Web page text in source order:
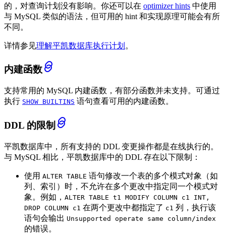
的，对查询计划没有影响。你还可以在 optimizer hints 中使用
与 MySQL 类似的语法，但可用的 hint 和实现原理可能会有所
不同。
详情参见理解平凯数据库执行计划 。
内建函数
支持常用的 MySQL 内建函数，有部分函数并未支持。可通过
执行 SHOW BUILTINS 语句查看可用的内建函数。
DDL 的限制
平凯数据库中，所有支持的 DDL 变更操作都是在线执行的。
与 MySQL 相比，平凯数据库中的 DDL 存在以下限制：
使用 ALTER TABLE 语句修改一个表的多个模式对象（如
列、索引）时，不允许在多个更改中指定同一个模式对
象。例如， ALTER TABLE t1 MODIFY COLUMN c1 INT,
DROP COLUMN c1 在两个更改中都指定了 c1 列，执行该
语句会输出 Unsupported operate same column/index
的错误。